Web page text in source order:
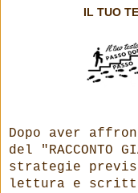
IL TUO
Dopo aver
del "RACCONTO
strategie
lettura e